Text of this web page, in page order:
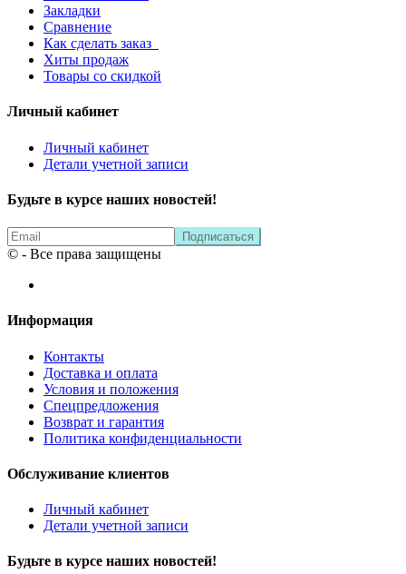
Закладки
Сравнение
Как сделать заказ
Хиты продаж
Товары со скидкой
Личный кабинет
Личный кабинет
Детали учетной записи
Будьте в курсе наших новостей!
© - Все права защищены
Информация
Контакты
Доставка и оплата
Условия и положения
Спецпредложения
Возврат и гарантия
Политика конфиденциальности
Обслуживание клиентов
Личный кабинет
Детали учетной записи
Будьте в курсе наших новостей!